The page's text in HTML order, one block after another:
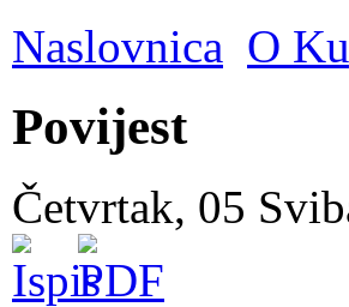
Naslovnica O
Povijest
Četvrtak, 05